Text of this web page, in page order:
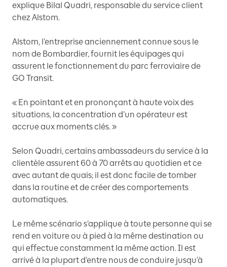
explique Bilal Quadri, responsable du service client
chez Alstom.
Alstom, l’entreprise anciennement connue sous le
nom de Bombardier, fournit les équipages qui
assurent le fonctionnement du parc ferroviaire de
GO Transit.
« En pointant et en prononçant à haute voix des
situations, la concentration d’un opérateur est
accrue aux moments clés. »
Selon Quadri, certains ambassadeurs du service à la
clientèle assurent 60 à 70 arrêts au quotidien et ce
avec autant de quais; il est donc facile de tomber
dans la routine et de créer des comportements
automatiques.
Le même scénario s’applique à toute personne qui se
rend en voiture ou à pied à la même destination ou
qui effectue constamment la même action. Il est
arrivé à la plupart d’entre nous de conduire jusqu’à